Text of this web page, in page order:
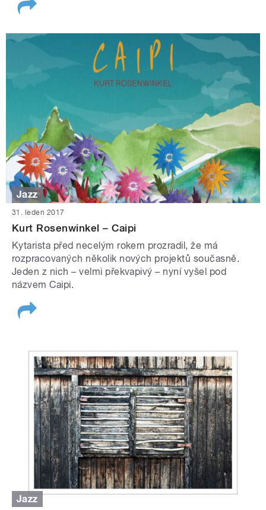
Jazz
31. leden 2017
Kurt Rosenwinkel – Caipi
Kytarista před necelým rokem prozradil, že má
rozpracovaných několik nových projektů současně.
Jeden z nich – velmi překvapivý – nyní vyšel pod
názvem Caipi.
Jazz